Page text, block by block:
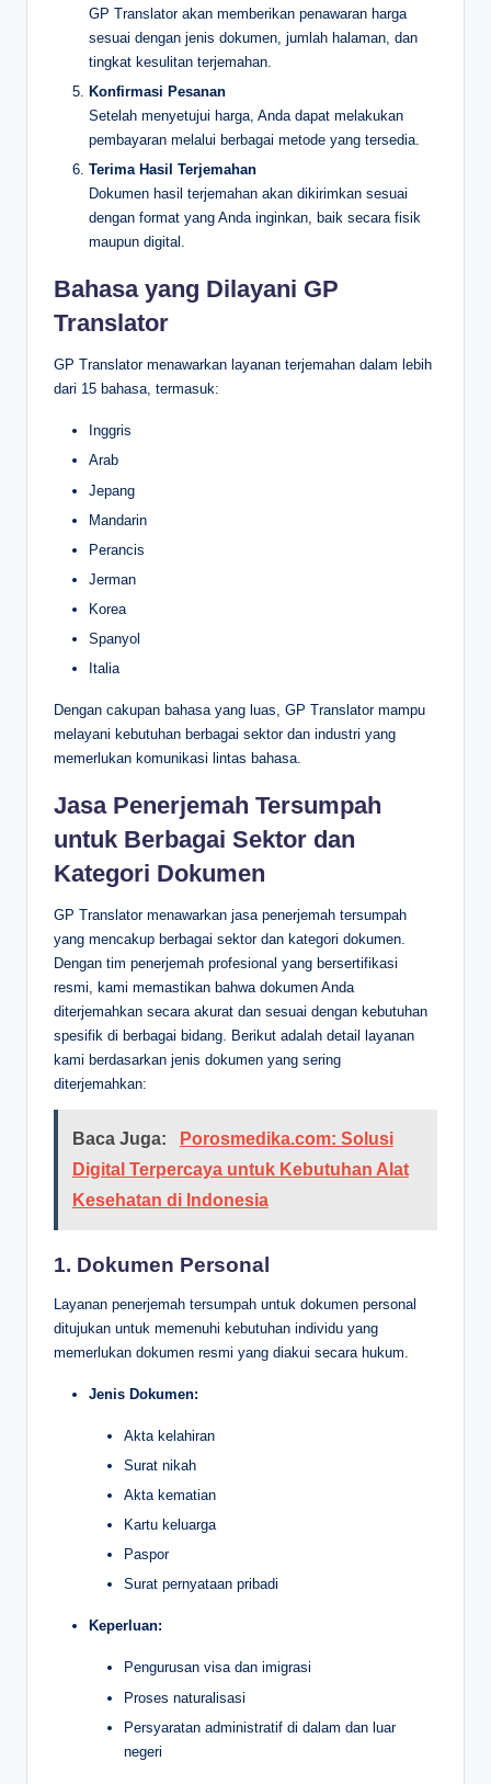
GP Translator akan memberikan penawaran harga
sesuai dengan jenis dokumen, jumlah halaman, dan
tingkat kesulitan terjemahan.
Konfirmasi Pesanan
Setelah menyetujui harga, Anda dapat melakukan
pembayaran melalui berbagai metode yang tersedia.
Terima Hasil Terjemahan
Dokumen hasil terjemahan akan dikirimkan sesuai
dengan format yang Anda inginkan, baik secara fisik
maupun digital.
Bahasa yang Dilayani GP
Translator
GP Translator menawarkan layanan terjemahan dalam lebih
dari 15 bahasa, termasuk:
Inggris
Arab
Jepang
Mandarin
Perancis
Jerman
Korea
Spanyol
Italia
Dengan cakupan bahasa yang luas, GP Translator mampu
melayani kebutuhan berbagai sektor dan industri yang
memerlukan komunikasi lintas bahasa.
Jasa Penerjemah Tersumpah
untuk Berbagai Sektor dan
Kategori Dokumen
GP Translator menawarkan jasa penerjemah tersumpah
yang mencakup berbagai sektor dan kategori dokumen.
Dengan tim penerjemah profesional yang bersertifikasi
resmi, kami memastikan bahwa dokumen Anda
diterjemahkan secara akurat dan sesuai dengan kebutuhan
spesifik di berbagai bidang. Berikut adalah detail layanan
kami berdasarkan jenis dokumen yang sering
diterjemahkan:
Baca Juga:
Porosmedika.com: Solusi
Digital Terpercaya untuk Kebutuhan Alat
Kesehatan di Indonesia
1. Dokumen Personal
Layanan penerjemah tersumpah untuk dokumen personal
ditujukan untuk memenuhi kebutuhan individu yang
memerlukan dokumen resmi yang diakui secara hukum.
Jenis Dokumen:
Akta kelahiran
Surat nikah
Akta kematian
Kartu keluarga
Paspor
Surat pernyataan pribadi
Keperluan:
Pengurusan visa dan imigrasi
Proses naturalisasi
Persyaratan administratif di dalam dan luar
negeri